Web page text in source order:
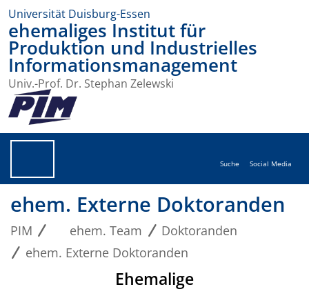
Universität Duisburg-Essen
ehemaliges Institut für
Produktion und Industrielles
Informationsmanagement
Univ.-Prof. Dr. Stephan Zelewski
Suche Social Media
ehem. Externe Doktoranden
PIM ehem. Team
Doktoranden
ehem. Externe Doktoranden
Ehemalige